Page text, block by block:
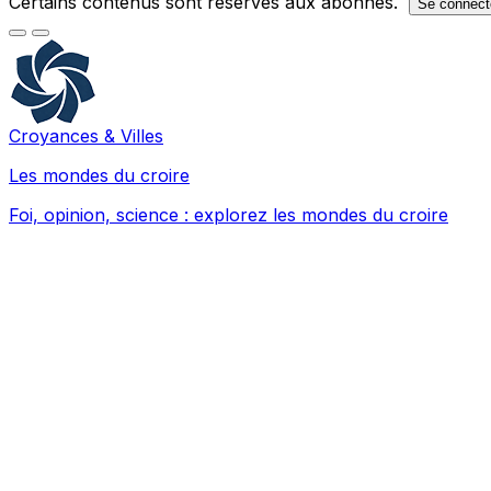
Se
Croyances & Villes
Les mondes du croire
Foi, opinion, science : explorez les mondes du croire